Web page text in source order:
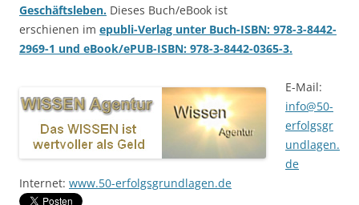
Geschäftsleben. Dieses Buch/eBook ist
erschienen im epubli-Verlag unter Buch-ISBN: 978-3-8442-
2969-1 und eBook/ePUB-ISBN: 978-3-8442-0365-3.
E-Mail:
info@50-
erfolgsgr
undlagen.
de
Internet: www.50-erfolgsgrundlagen.de